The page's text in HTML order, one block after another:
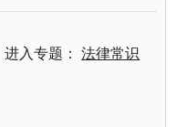
进入专题：法律常识